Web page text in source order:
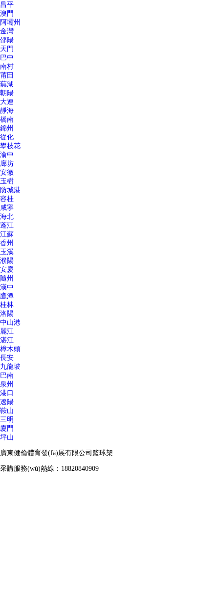
昌平
澳門
阿壩州
金灣
邵陽
天門
巴中
南村
莆田
蕪湖
朝陽
大連
靜海
橋南
錦州
從化
攀枝花
渝中
廊坊
安徽
玉樹
防城港
容桂
咸寧
海北
蓬江
江蘇
香州
玉溪
濮陽
安慶
隨州
漢中
鷹潭
桂林
洛陽
中山港
麗江
湛江
樟木頭
長安
九龍坡
巴南
泉州
港口
遼陽
鞍山
三明
廈門
坪山
廣東健倫體育發(fā)展有限公司籃球架
采購服務(wù)熱線：18820840909